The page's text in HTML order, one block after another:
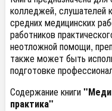
колледжей, слушателей
средних медицинских
работников
неотложной помощи,
также может быть
подготовке
Содержание книги
практика"